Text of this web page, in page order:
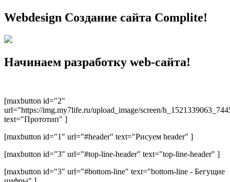
Webdesign Создание сайта Complite!
Начинаем разработку web-сайта!
[maxbutton id="2"
url="https://img.my7life.ru/upload_image/screen/
text="Прототип" ]
[maxbutton id="1" url="#header" text="Рисуем header" ]
[maxbutton id="3" url="#top-line-header" text="top-line-header" ]
[maxbutton id="3" url="#bottom-line" text="bottom-line - Бегущие